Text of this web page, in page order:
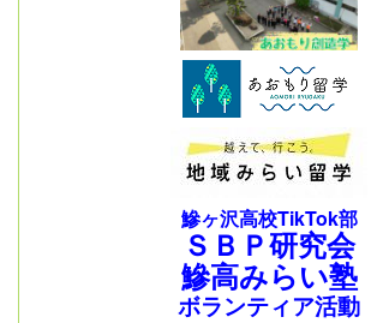
鰺ヶ沢高校TikTok部
ＳＢＰ研究会
鰺高みらい塾
ボランティア活動